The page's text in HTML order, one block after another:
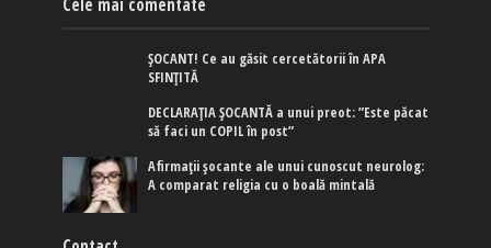
Cele mai comentate
ȘOCANT! Ce au găsit cercetătorii în APA
SFINȚITĂ
DECLARAȚIA ȘOCANTĂ a unui preot: ”Este păcat
să faci un COPIL în post”
Afirmaţii şocante ale unui cunoscut neurolog:
A comparat religia cu o boală mintală